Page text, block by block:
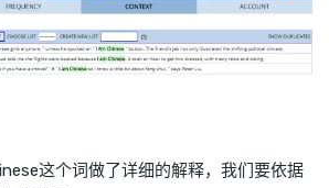
这个词做了详细的解释，我们要依据